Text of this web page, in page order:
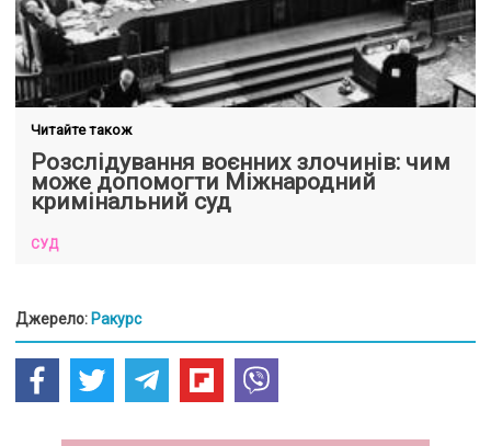
Читайте також
Розслідування воєнних злочинів: чим
може допомогти Міжнародний
кримінальний суд
СУД
Джерело: Ракурс